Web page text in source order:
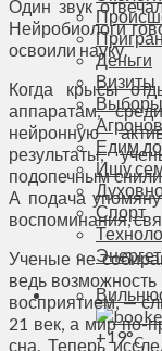
Деньги
Визиты
Выборы
Едим
Ищу
Спорт
+19°C
Один звук
Нейробиологи
освоили науку.
Когда крысы
аппаратам,
нейронную
результаты,
подопечным
А подача
воспоминания,
Ученые не
ведь
восприятием, —
21 век, а мир по-
сна. Теперь